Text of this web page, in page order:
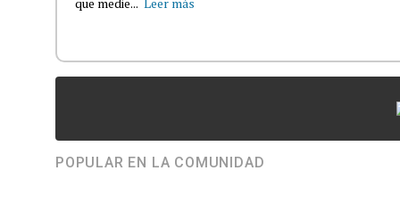
POPULAR EN LA COMUNIDAD